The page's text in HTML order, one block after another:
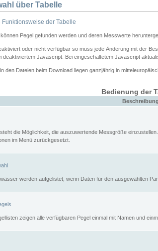
über Tabelle
der Tabelle
Pegel gefunden werden und deren Messwerte
oder nicht verfügbar so muss jede Änderung mit der
deaktiviertem Javascript. Bei eingeschaltetem Javascript
den Dateien beim Download liegen ganzjährig in
Bedienung der
Beschreibung
die Möglichkeit, die auszuwertende Messgröße
im Menü zurückgesetzt.
werden aufgelistet, wenn Daten für den ausgewählten
zeigen alle verfügbaren Pegel einmal mit Namen und